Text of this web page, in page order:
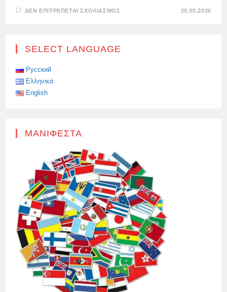
ΔΕΝ ΕΠΙΤΡΈΠΕΤΑΙ ΣΧΟΛΙΑΣΜΌΣ
1,5
20.03.2026
SELECT LANGUAGE
Русский
Ελληνικά
English
ΜΑΝΙΦΈΣΤΑ